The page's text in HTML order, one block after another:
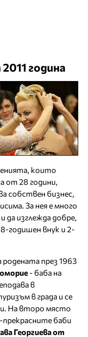
година
които
от 28 години,
собствен бизнес,
За нея е много
да изглежда добре,
8-годишен внук и 2-
родената през 1963
- баба на
в
в града и се
На второ място
баби
Георгиева от